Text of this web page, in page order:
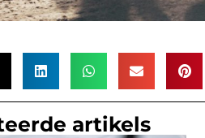
artikels